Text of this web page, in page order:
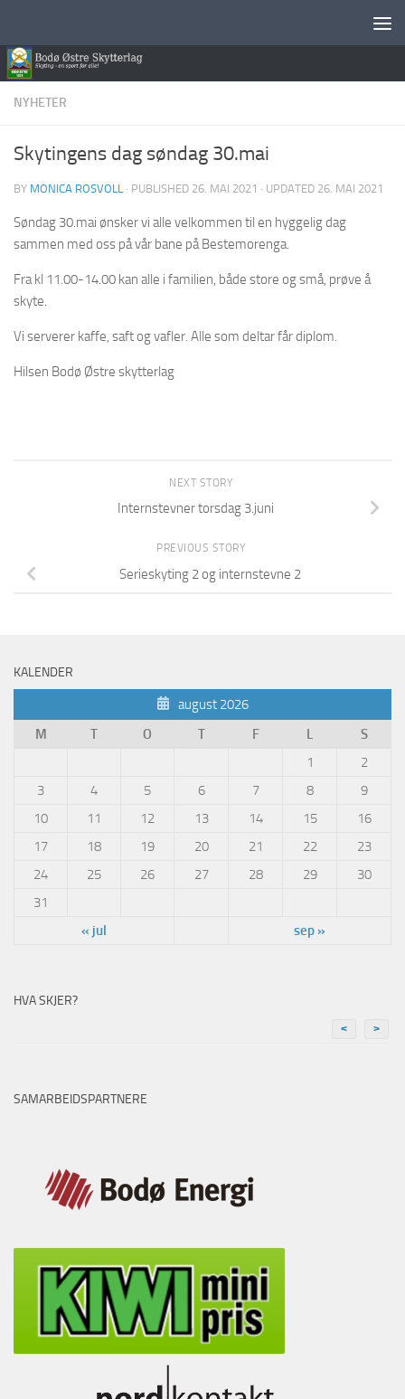
NYHETER
Skytingens dag søndag 30.mai
BY MONICA ROSVOLL · PUBLISHED 26. MAI 2021 · UPDATED 26. MAI 2021
Søndag 30.mai ønsker vi alle velkommen til en hyggelig dag
sammen med oss på vår bane på Bestemorenga.
Fra kl 11.00-14.00 kan alle i familien, både store og små, prøve å
skyte.
Vi serverer kaffe, saft og vafler. Alle som deltar får diplom.
Hilsen Bodø Østre skytterlag
NEXT STORY
Internstevner torsdag 3.juni
PREVIOUS STORY
Serieskyting 2 og internstevne 2
KALENDER
august 2026
M
T O T F L
S
1
2
3
4 5 6 7 8
9
10
11 12 13 14 15
16
17
18 19 20 21 22
23
24
25 26 27 28 29
30
31
« jul
sep »
HVA SKJER?
< >
SAMARBEIDSPARTNERE